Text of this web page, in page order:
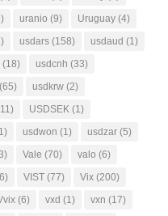
uranio (9) Uruguay (4)
usdars (158) usdaud (1)
(18) usdcnh (33)
(65) usdkrw (2)
USDSEK (1)
usdwon (1) usdzar (5)
Vale (70) valo (6)
VIST (77) Vix (200)
(6) vxd (1) vxn (17)